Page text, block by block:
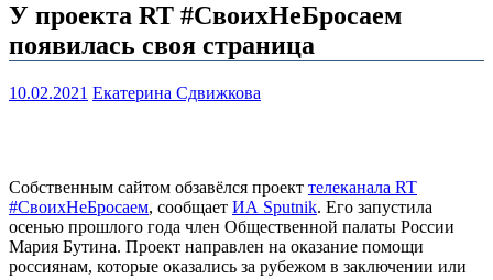
У проекта RT #СвоихНеБросаем
появилась своя страница
10.02.2021 Екатерина Сдвижкова
Собственным сайтом обзавёлся проект телеканала RT
#СвоихНеБросаем, сообщает ИА Sputnik. Его запустила
осенью прошлого года член Общественной палаты России
Мария Бутина. Проект направлен на оказание помощи
россиянам, которые оказались за рубежом в заключении или